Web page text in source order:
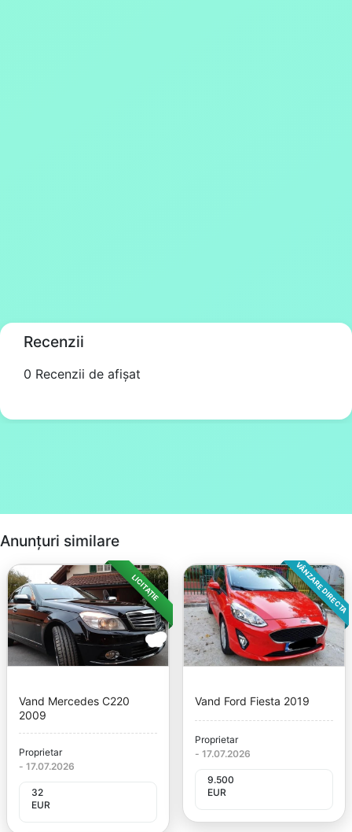
Recenzii
0 Recenzii de afișat
Anunțuri similare
LICITAȚIE
Vand Mercedes C220
2009
Proprietar
- 17.07.2026
32
EUR
VÂNZARE DIRECTA
Vand Ford Fiesta 2019
Proprietar
- 17.07.2026
9.500
EUR